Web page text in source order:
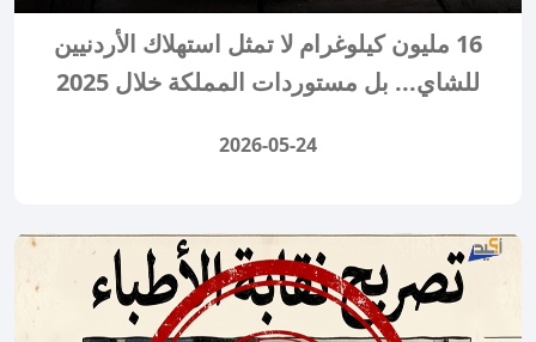
16 مليون كيلوغرام لا تمثل استهلاك الأردنيين
للشاي... بل مستوردات المملكة خلال 2025
2026-05-24